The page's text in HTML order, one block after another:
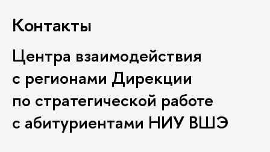
Контакты
Центра взаимодействия
с регионами Дирекции
по стратегической работе
с абитуриентами НИУ ВШЭ